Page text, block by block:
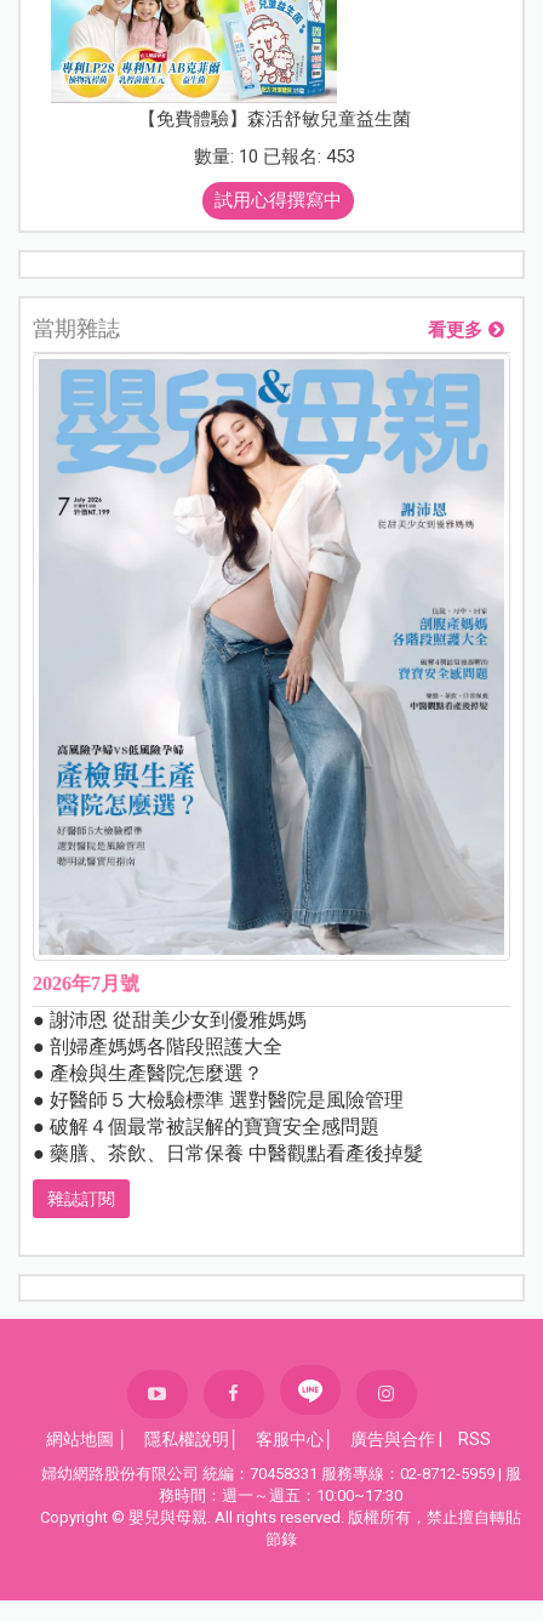
【免費體驗】森活舒敏兒童益生菌
數量: 10 已報名: 453
試用心得撰寫中
當期雜誌 看更多
2026年7月號
● 謝沛恩 從甜美少女到優雅媽媽
● 剖婦產媽媽各階段照護大全
● 產檢與生產醫院怎麼選？
● 好醫師５大檢驗標準 選對醫院是風險管理
● 破解４個最常被誤解的寶寶安全感問題
● 藥膳、茶飲、日常保養 中醫觀點看產後掉髮
雜誌訂閱
網站地圖 隱私權說明 客服中心 廣告與合作 RSS
婦幼網路股份有限公司 統編：70458331 服務專線：02-8712-5959 | 服
務時間：週一～週五：10:00~17:30
Copyright © 嬰兒與母親. All rights reserved. 版權所有，禁止擅自轉貼
節錄